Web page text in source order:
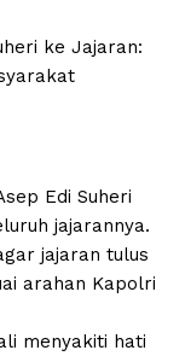
ke Jajaran:
Edi Suheri
jajarannya.
jajaran tulus
arahan Kapolri
menyakiti hati